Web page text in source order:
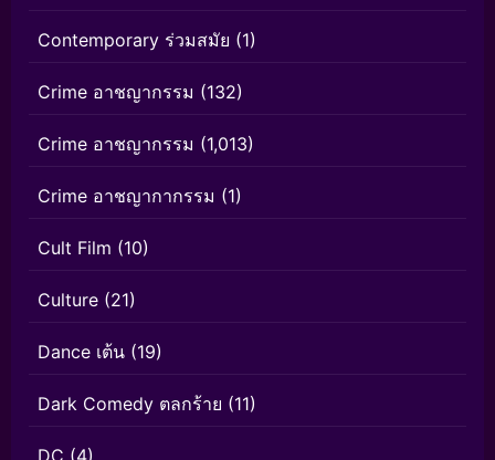
Contemporary ร่วมสมัย (1)
Crime อาชญากรรม (132)
Crime อาชญากรรม (1,013)
Crime อาชญากากรรม (1)
Cult Film (10)
Culture (21)
Dance เต้น (19)
Dark Comedy ตลกร้าย (11)
DC (4)